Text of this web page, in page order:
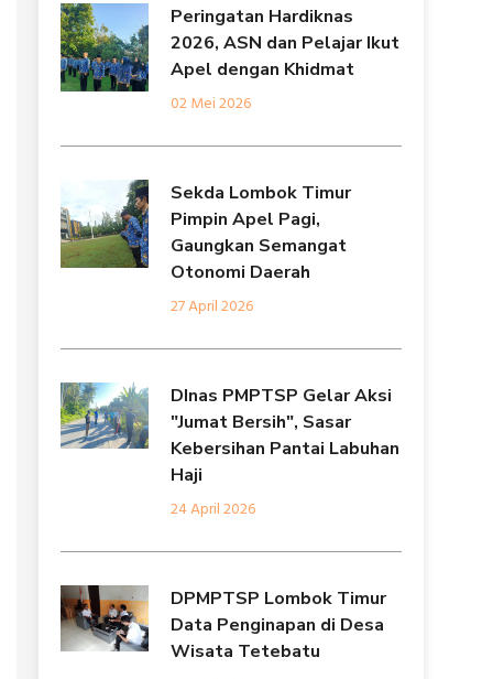
Peringatan Hardiknas
2026, ASN dan Pelajar Ikut
Apel dengan Khidmat
02 Mei 2026
Sekda Lombok Timur
Pimpin Apel Pagi,
Gaungkan Semangat
Otonomi Daerah
27 April 2026
DInas PMPTSP Gelar Aksi
"Jumat Bersih", Sasar
Kebersihan Pantai Labuhan
Haji
24 April 2026
DPMPTSP Lombok Timur
Data Penginapan di Desa
Wisata Tetebatu